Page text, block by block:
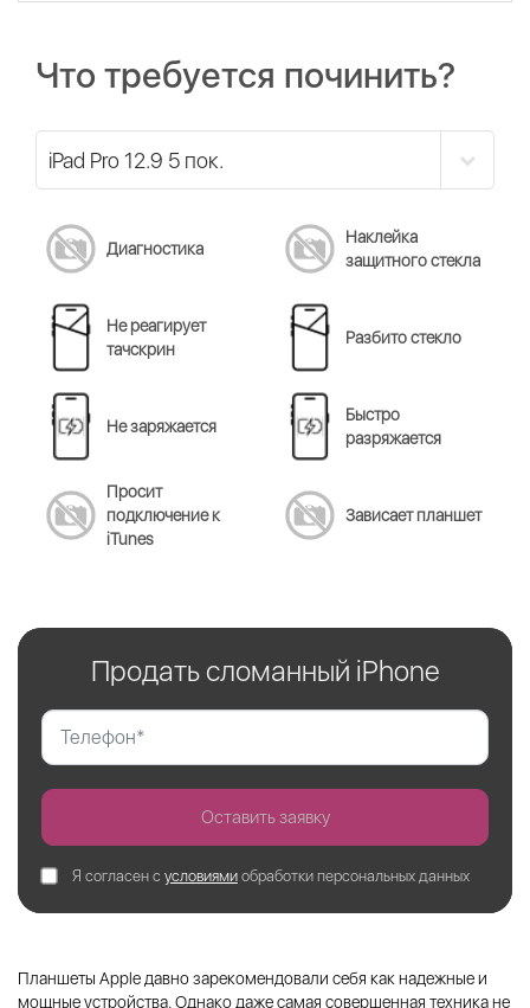
Что требуется починить?
Диагностика
Наклейка
защитного стекла
Не реагирует
тачскрин
Разбито стекло
Не заряжается
Быстро
разряжается
Просит
подключение к
iTunes
Зависает планшет
Продать сломанный iPhone
Оставить заявку
Я согласен с условиями обработки персональных данных
Планшеты Apple давно зарекомендовали себя как надежные и
мощные устройства. Однако даже самая совершенная техника не